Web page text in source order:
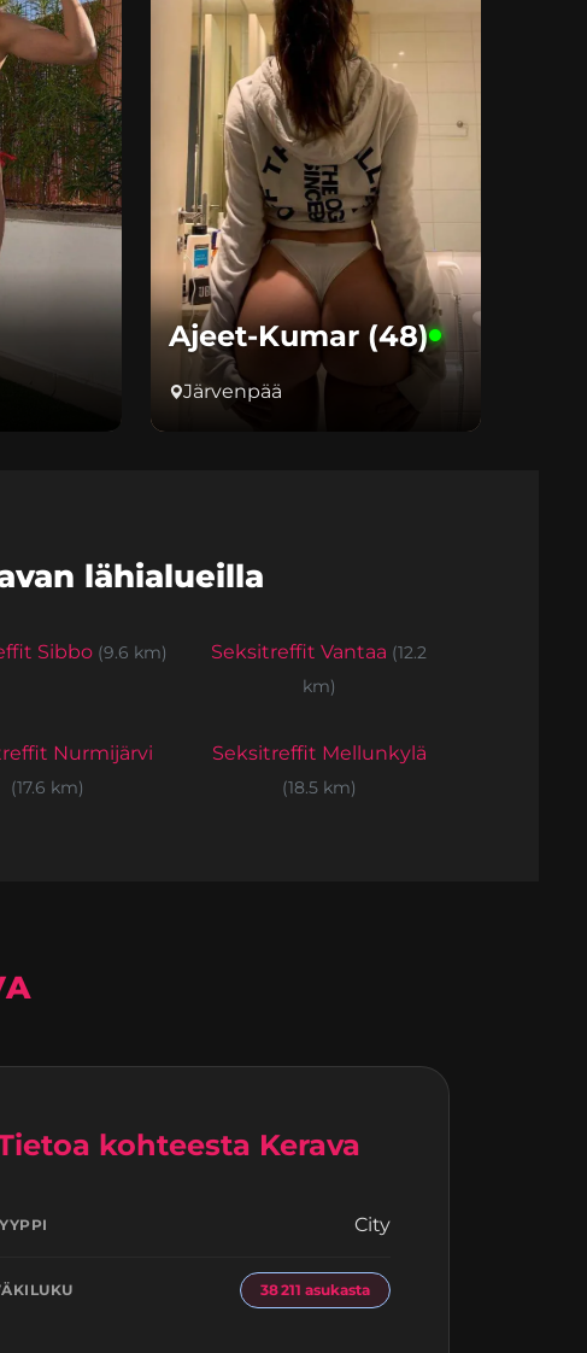
Ajeet-Kumar (48)
Järvenpää
lähialueilla
Sibbo (9.6 km) Seksitreffit Vantaa (12.2
km)
Nurmijärvi
(17.6 km)
Seksitreffit Mellunkylä
(18.5 km)
kohteesta Kerava
City
38 211 asukasta